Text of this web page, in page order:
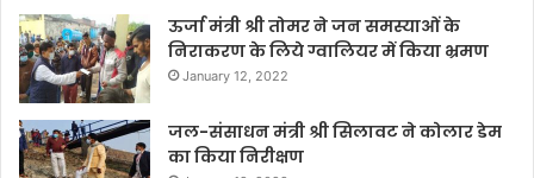
ऊर्जा मंत्री श्री तोमर ने जन समस्याओं के
निराकरण के लिये ग्वालियर में किया भ्रमण
January 12, 2022
जल-संसाधन मंत्री श्री सिलावट ने कोलार डेम
का किया निरीक्षण